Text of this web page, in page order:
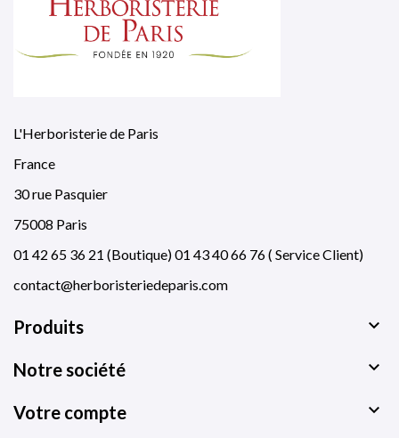
L'Herboristerie de Paris
France
30 rue Pasquier
75008 Paris
01 42 65 36 21 (Boutique) 01 43 40 66 76 ( Service Client)
contact@herboristeriedeparis.com
Produits 
Notre société 
Votre compte 